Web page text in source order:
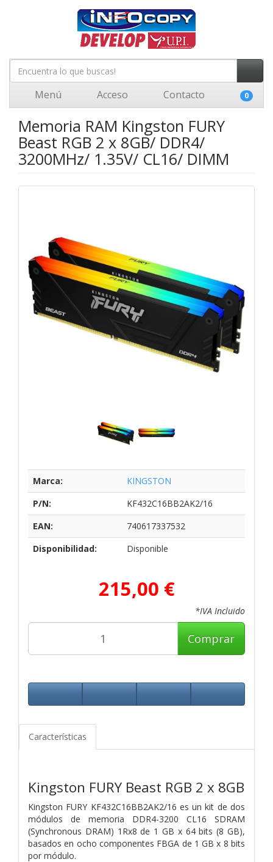
Menú Acceso Contacto 0
Memoria RAM Kingston FURY
Beast RGB 2 x 8GB/ DDR4/
3200MHz/ 1.35V/ CL16/ DIMM
Marca:
KINGSTON
P/N:
KF432C16BB2AK2/16
EAN:
740617337532
Disponibilidad:
Disponible
215,00 €
*IVA Incluido
Comprar
Características
Kingston FURY Beast RGB 2 x 8GB
Kingston FURY KF432C16BB2AK2/16 es un kit de dos
módulos de memoria DDR4-3200 CL16 SDRAM
(Synchronous DRAM) 1Rx8 de 1 GB x 64 bits (8 GB),
basados ​​en ocho componentes FBGA de 1 GB x 8 bits
por módulo.